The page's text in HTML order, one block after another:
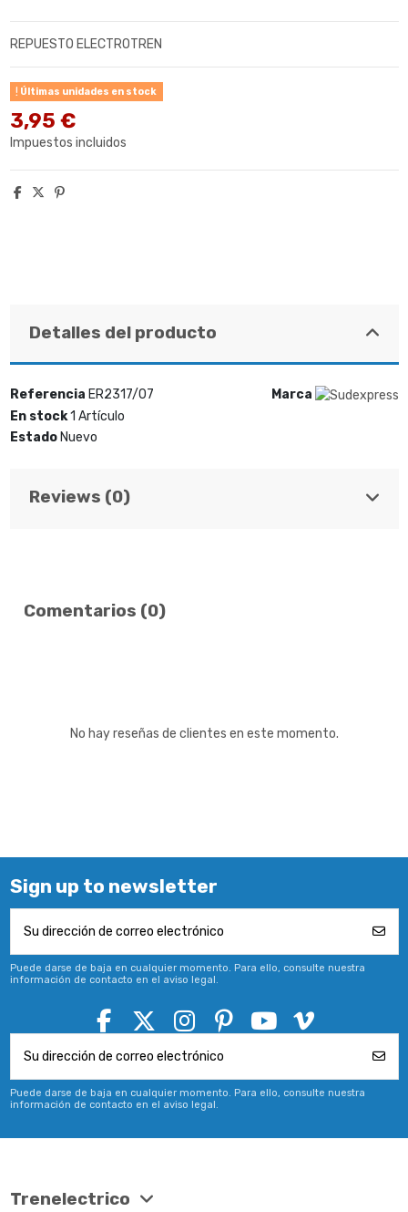
REPUESTO ELECTROTREN
Últimas unidades en stock
3,95 €
Impuestos incluidos
Detalles del producto
Marca
Referencia ER2317/07
En stock 1 Artículo
Estado Nuevo
Reviews (0)
Comentarios (0)
No hay reseñas de clientes en este momento.
Sign up to newsletter
Puede darse de baja en cualquier momento. Para ello, consulte nuestra
información de contacto en el aviso legal.
Puede darse de baja en cualquier momento. Para ello, consulte nuestra
información de contacto en el aviso legal.
Trenelectrico